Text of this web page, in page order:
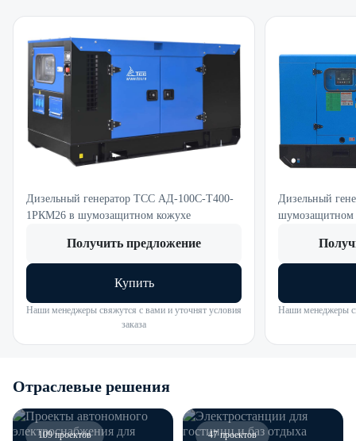
Дизельный генератор ТСС АД-100С-Т400-
1РКМ26 в шумозащитном кожухе
Получить предложение
Купить
Наши менеджеры свяжутся с вами и уточнят условия
заказа
Дизельный
шумозащитном
Наши менеджеры
Отраслевые решения
109 проектов 47 проектов